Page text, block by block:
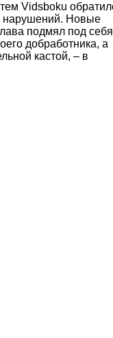
Vidsboku
нарушений. Новые
подмял под себя
добработника, а
кастой, – в